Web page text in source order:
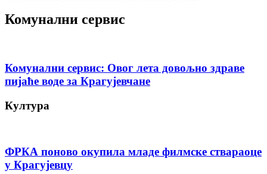
Комунални сервис
Комунални сервис: Овог лета довољно здраве
пијаће воде за Крагујевчане
Култура
ФРКА поново окупила младе филмске ствараоце
у Крагујевцу